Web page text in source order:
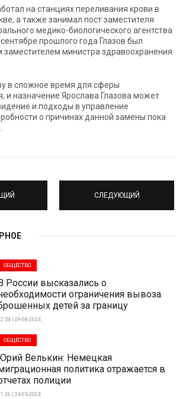
на станциях переливания крови в
а также занимал пост заместителя
медико-биологического агентства
прошлого года Глазов был
министра здравоохранения
в сложное время для сферы
и назначение Ярослава Глазова может
и подходы в управление
о причинах данной замены пока
СЛЕДУЮЩИЙ
ОБЩЕСТВО
России высказались о
ограничения вывоза
детей за границу
| 09-08-2024
ОБЩЕСТВО
Велькин: Немецкая
политика отражается в
полиции
| 24-05-2024